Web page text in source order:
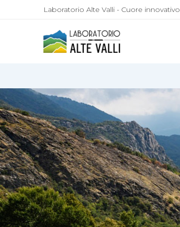
Laboratorio Alte Valli - Cuore innovativo